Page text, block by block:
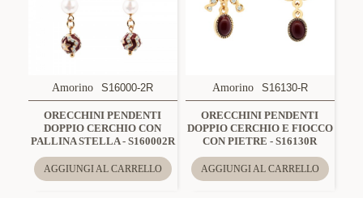
Amorino S16000-2R
ORECCHINI PENDENTI
DOPPIO CERCHIO CON
PALLINA STELLA - S160002R
AGGIUNGI AL CARRELLO
Amorino S16130-R
ORECCHINI PENDENTI
DOPPIO CERCHIO E FIOCCO
CON PIETRE - S16130R
AGGIUNGI AL CARRELLO